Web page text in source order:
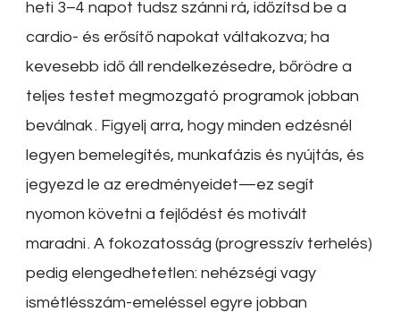
heti 3–4 napot tudsz szánni rá, időzítsd be a
cardio- és erősítő napokat váltakozva; ha
kevesebb idő áll rendelkezésedre, bőrödre a
teljes testet megmozgató programok jobban
beválnak . Figyelj arra, hogy minden edzésnél
legyen bemelegítés, munkafázis és nyújtás, és
jegyezd le az eredményeidet—ez segít
nyomon követni a fejlődést és motivált
maradni . A fokozatosság (progresszív terhelés)
pedig elengedhetetlen: nehézségi vagy
ismétlésszám-emeléssel egyre jobban